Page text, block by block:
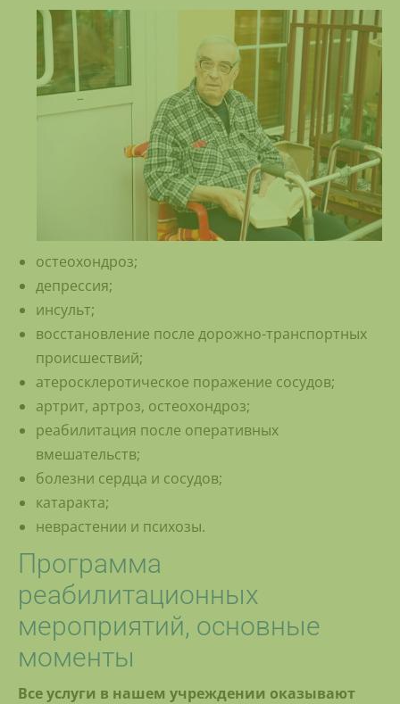
остеохондроз;
депрессия;
инсульт;
восстановление после дорожно-транспортных
происшествий;
атеросклеротическое поражение сосудов;
артрит, артроз, остеохондроз;
реабилитация после оперативных
вмешательств;
болезни сердца и сосудов;
катаракта;
неврастении и психозы.
Программа
реабилитационных
мероприятий, основные
моменты
Все услуги в нашем учреждении оказывают